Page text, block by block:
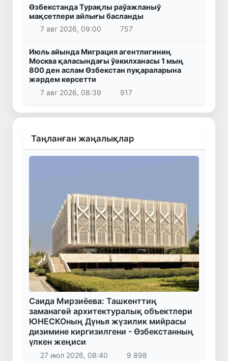
Өзбекстанда Турақлы раўажланыў
мақсетлери айлығы басланды
7 авг 2026, 09:00
757
Июль айында Миграция агентлигиниң
Москва қаласындағы ўәкилханасы 1 мың
800 ден аслам Өзбекстан пуқараларына
жәрдем көрсетти
7 авг 2026, 08:39
917
Таңланған жаңалықлар
Саида Мирзиёева: Ташкенттиң
заманагөй архитектуралық объектлери
ЮНЕСКОның Дүнья жүзилик мийрасы
дизимине киргизилгени - Өзбекстанның
үлкен жеңиси
27 июл 2026, 08:40 9 898